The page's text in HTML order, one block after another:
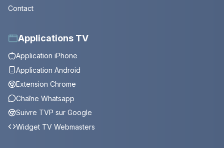
Contact
Applications TV
Application iPhone
Application Android
Extension Chrome
Chaîne Whatsapp
Suivre TVP sur Google
Widget TV Webmasters